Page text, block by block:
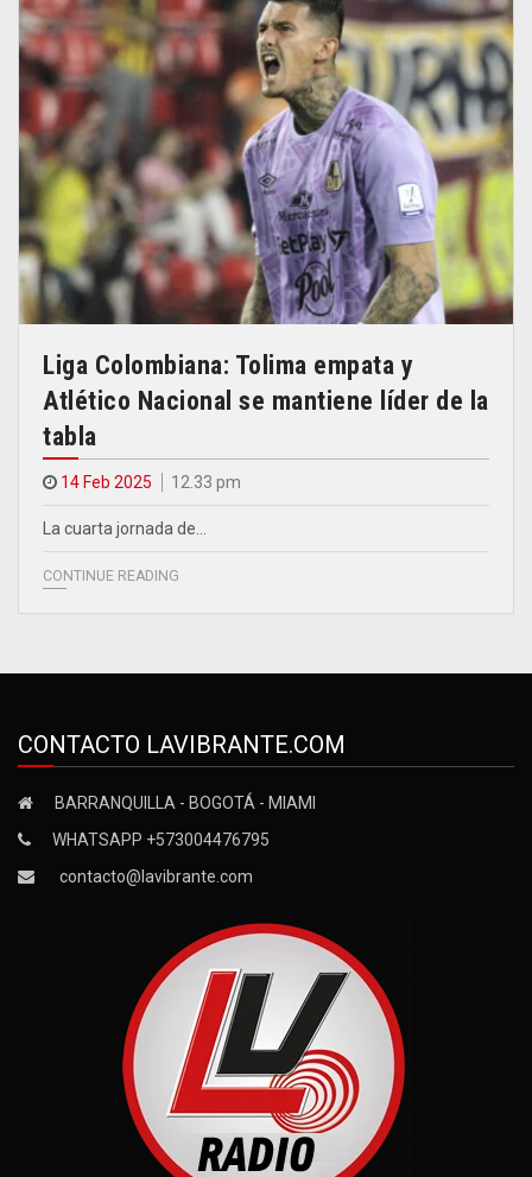
Liga Colombiana: Tolima empata y
Atlético Nacional se mantiene líder de la
tabla
14 Feb 2025 12.33 pm
La cuarta jornada de…
CONTINUE READING
CONTACTO LAVIBRANTE.COM
BARRANQUILLA - BOGOTÁ - MIAMI
WHATSAPP +573004476795
contacto@lavibrante.com